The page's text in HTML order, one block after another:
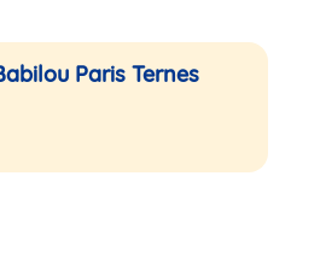
Paris Ternes